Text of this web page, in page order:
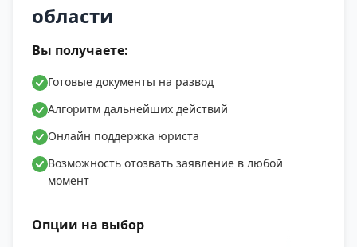
области
Вы получаете:
Готовые документы на развод
Алгоритм дальнейших действий
Онлайн поддержка юриста
Возможность отозвать заявление в любой
момент
Опции на выбор